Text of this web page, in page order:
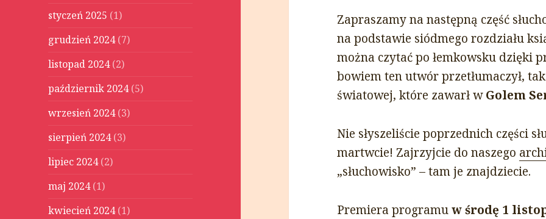
styczeń 2025 (1)
grudzień 2024(7)
listopad 2024(2)
październik 2024(5)
wrzesień 2024(3)
sierpień 2024(3)
lipiec 2024(2)
maj 2024(1)
kwiecień 2024(1)
Zapraszamy na następną część
na podstawie siódmego rozdziału
można czytać po łemkowsku dzięki
bowiem ten utwór przetłumaczył,
światowej, które zawarł wGolem
Nie słyszeliście poprzednich części
martwcie! Zajrzyjcie do naszego
„słuchowisko” – tam je znajdziecie.
Premiera programuw środę 1